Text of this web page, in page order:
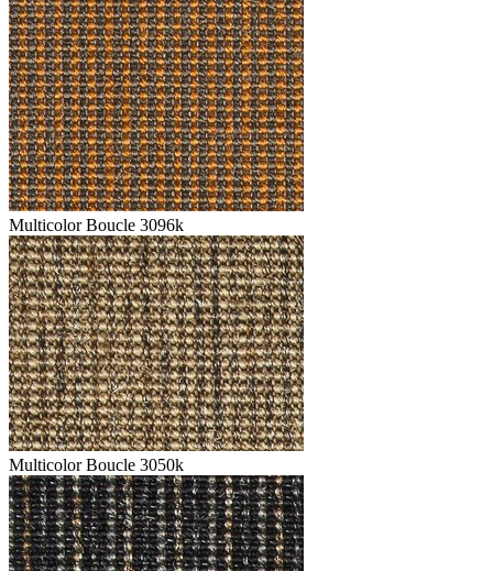
Multicolor Boucle 3096k
Multicolor Boucle 3050k